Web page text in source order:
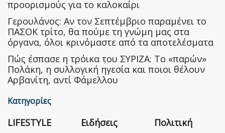
προορισμούς για το καλοκαίρι
Γερουλάνος: Αν τον Σεπτέμβριο παραμένει το
ΠΑΣΟΚ τρίτο, θα πούμε τη γνώμη μας στα
όργανα, όλοι κρινόμαστε από τα αποτελέσματα
Πώς έσπασε η τρόικα του ΣΥΡΙΖΑ: Το «παρών»
Πολάκη, η συλλογική ηγεσία και ποιοι θέλουν
Αρβανίτη, αντί Φάμελλου
Κατηγορίες
LIFESTYLE
Ειδήσεις
Πολιτική